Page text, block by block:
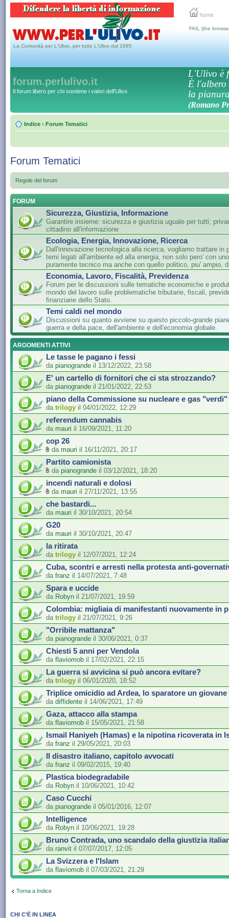
home
La Comunità per L'Ulivo, per tutto L'Ulivo dal 1995
FAIL (the
forum.perlulivo.it
Il forum libero per chi sostiene i valori dell'Ulivo
L'Ulivo è
È l'albero
la
(Romano
Indice ‹ Forum Tematici
Forum Tematici
Regole del forum
FORUM
Sicurezza, Giustizia, Informazione
Garantire insieme: sicurezza e giustizia uguale per tutti;
cittadino all'informazione
Ecologia, Energia, Innovazione, Ricerca
Dall'innovazione tecnologica alla ricerca, vogliamo trattare in
temi legati all'ambiente ed alla energia, non solo pero' con
puramente tecnico ma anche con quello politico, piu' ampio,
Economia, Lavoro, Fiscalità, Previdenza
Forum per le discussioni sulle tematiche economiche e
mondo del lavoro sulle problematiche tributarie, fiscali,
finanziarie dello Stato.
Temi caldi nel mondo
Discussioni su quanto avviene su questo piccolo-grande
guerra e della pace, dell'ambiente e dell'economia globale.
ARGOMENTI ATTIVI
Le tasse le pagano i fessi
da pianogrande il 13/12/2022, 23:58
E' un cartello di fornitori che ci sta strozzando?
da pianogrande il 21/01/2022, 22:53
piano della Commissione su nucleare e gas "verdi"
da trilogy il 04/01/2022, 12:29
referendum cannabis
da mauri il 16/09/2021, 11:20
cop 26
da mauri il 16/11/2021, 20:17
Partito camionista
da pianogrande il 03/12/2021, 18:20
incendi naturali e dolosi
da mauri il 27/11/2021, 13:55
che bastardi...
da mauri il 30/10/2021, 20:54
G20
da mauri il 30/10/2021, 20:47
la ritirata
da trilogy il 12/07/2021, 12:24
Cuba, scontri e arresti nella protesta anti-
da franz il 14/07/2021, 7:48
Spara e uccide
da Robyn il 21/07/2021, 19:59
Colombia: migliaia di manifestanti nuovamente in
da trilogy il 21/07/2021, 9:26
"Orribile mattanza"
da pianogrande il 30/06/2021, 0:37
Chiesti 5 anni per Vendola
da flaviomob il 17/02/2021, 22:15
La guerra si avvicina si può ancora evitare?
da trilogy il 06/01/2020, 18:52
Triplice omicidio ad Ardea, lo sparatore un
da diffidente il 14/06/2021, 17:49
Gaza, attacco alla stampa
da flaviomob il 15/05/2021, 21:58
Ismail Haniyeh (Hamas) e la nipotina ricoverata in
da franz il 29/05/2021, 20:03
Il disastro italiano, capitolo avvocati
da franz il 09/02/2015, 19:40
Plastica biodegradabile
da Robyn il 10/06/2021, 10:42
Caso Cucchi
da pianogrande il 05/01/2016, 12:07
Intelligence
da Robyn il 10/06/2021, 19:28
Bruno Contrada, uno scandalo della giustizia
da ranvit il 07/07/2017, 12:05
La Svizzera e l'Islam
da flaviomob il 07/03/2021, 21:29
Torna a Indice
CHI C’È IN LINEA